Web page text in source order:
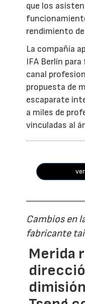
que los
rendimiento
La compañía
IFA Berlín
canal
propuesta de
escaparate
a miles de
vinculadas al
Cambios en
fabricante
Merida